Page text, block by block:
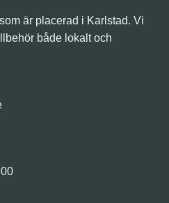
är placerad i Karlstad. Vi
både lokalt och